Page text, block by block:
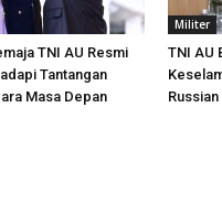
TNI AU Resmi
Tantangan
Masa Depan
Militer
TNI AU